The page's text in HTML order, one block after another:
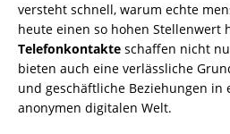
versteht schnell, warum echte
heute einen so hohen Stellenwert
Telefonkontakte schaffen nicht
bieten auch eine verlässliche
und geschäftliche Beziehungen in
anonymen digitalen Welt.